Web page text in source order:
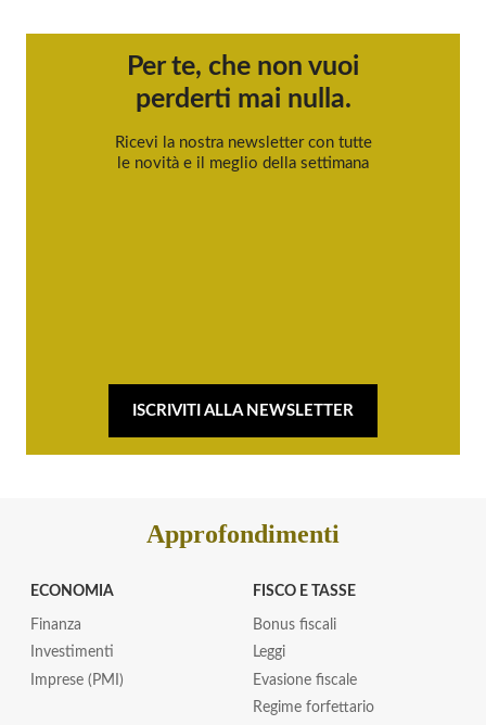
Per te, che non vuoi
perderti mai nulla.
Ricevi la nostra newsletter con tutte
le novità e il meglio della settimana
ISCRIVITI ALLA NEWSLETTER
Approfondimenti
ECONOMIA
Finanza
Investimenti
Imprese (PMI)
FISCO E TASSE
Bonus fiscali
Leggi
Evasione fiscale
Regime forfettario